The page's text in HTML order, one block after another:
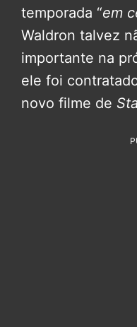
temporada “em
Waldron talvez
importante na
ele foi
novo filme de